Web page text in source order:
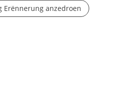
Erënnerung anzedroen